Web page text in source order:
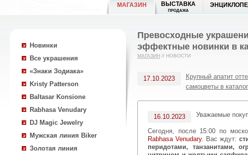
МАГАЗИН ВЫСТАВКА
ПРОДАЖА
Новинки
Все украшения
«Знаки Зодиака»
Kristy Patterson
Baltasar Konsione
Rabhasa Venudary
DJ Magic Jewelry
Мужская линия Biker
Золотая линия
Превосходные
эффектные новинки в
МАГАЗИН // НОВОСТИ
17.10.2023
Крупный апатит
самоцветы в
16.10.2023 Уважаемые
Сегодня, после 15:00 по
Rabhasa Venudary. Вас ждут:
перидотами, танзанитами,